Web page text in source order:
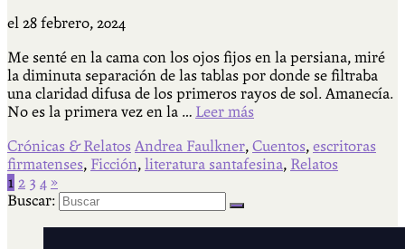
el 28 febrero, 2024
Me senté en la cama con los ojos fijos en la persiana, miré
la diminuta separación de las tablas por donde se filtraba
una claridad difusa de los primeros rayos de sol. Amanecía.
No es la primera vez en la … Leer más
Crónicas & Relatos Andrea Faulkner, Cuentos, escritoras
firmatenses, Ficción, literatura santafesina, Relatos
1 2 3 4 »
Buscar: